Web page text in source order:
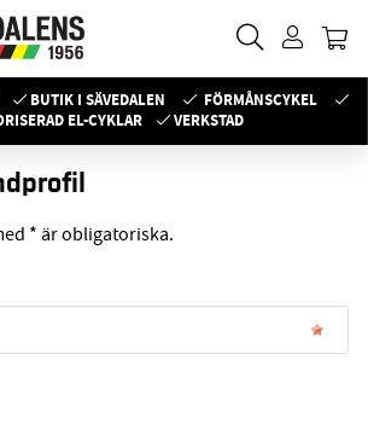
BUTIK I SÄVEDALEN
FÖRMÅNSCYKEL
EL-CYKLAR
VERKSTAD
* är obligatoriska.